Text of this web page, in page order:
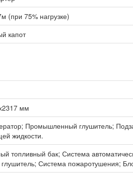
(при 75% нагрузке)
капот
мм
Промышленный глушитель;
жидкости.
топливный бак; Система
Система пожаротушения;